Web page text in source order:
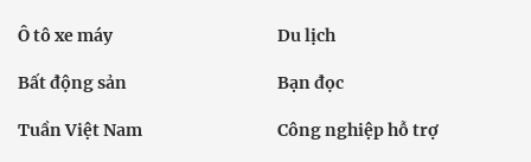
Ô tô xe máy Du lịch
Bất động sản Bạn đọc
Tuần Việt Nam Công nghiệp hỗ trợ